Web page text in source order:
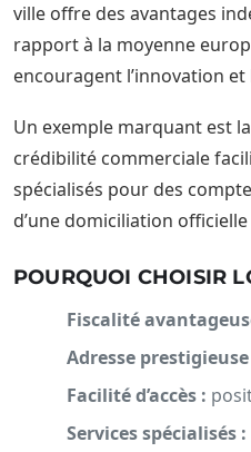
ville offre des avantages
rapport à la moyenne
encouragent l’innovation
Un exemple marquant est
crédibilité commerciale
spécialisés pour des
d’une domiciliation
POURQUOI CHOISIR
Fiscalité
Adresse prestigieuse
Facilité d’accès :
Services spécialisés :